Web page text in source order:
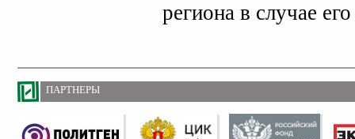
региона в случае
ПАРТНЕРЫ